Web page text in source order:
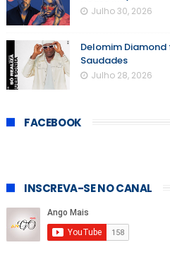
Julho 30, 2026
Delomim
Saudades
Julho 28, 2026
FACEBOOK
INSCREVA-SE NO CANAL